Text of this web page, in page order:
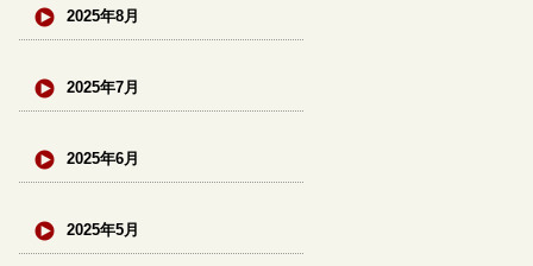
2025年8月
2025年7月
2025年6月
2025年5月